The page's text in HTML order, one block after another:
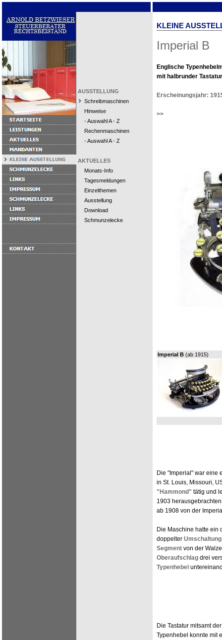
AUSSTELLUNG
Schreibmaschinen
Hinweise
- Auswahl A - Z
Rechenmaschinen
- Auswahl A - Z
AKTUELLES
Monats-Info
Tagesmeldungen
Einzelthemen
Ausstellung
Download
Schmunzelecke
KLEINE
Imperial B
Englische
mit halbrunder
Erscheinungsjahr:
>>
Imperial B (ab 1915)
Die "Imperial" war eine
in St. Louis, Missouri,
"Hammond" tätig und
1903
ab 1908 von der
Die Maschine hatte ein
doppelter Umschaltung
Segment von der
Oberaufschlag drei
Typenhebel
Die Tastatur mitsamt
Typenhebel konnte mit